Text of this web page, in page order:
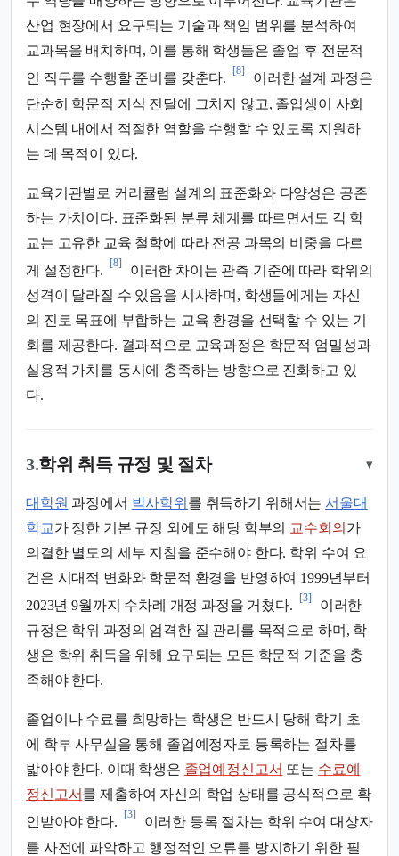
산업 현장에서 요구되는 기술과 책임 범위를 분석하여
교과목을 배치하며, 이를 통해 학생들은 졸업 후 전문적
인 직무를 수행할 준비를 갖춘다.
[8]
이러한 설계 과정은
단순히 학문적 지식 전달에 그치지 않고, 졸업생이 사회
시스템 내에서 적절한 역할을 수행할 수 있도록 지원하
는 데 목적이 있다.
교육기관별로 커리큘럼 설계의 표준화와 다양성은 공존
하는 가치이다. 표준화된 분류 체계를 따르면서도 각 학
교는 고유한 교육 철학에 따라 전공 과목의 비중을 다르
게 설정한다.
[8]
이러한 차이는 관측 기준에 따라 학위의
성격이 달라질 수 있음을 시사하며, 학생들에게는 자신
의 진로 목표에 부합하는 교육 환경을 선택할 수 있는 기
회를 제공한다. 결과적으로 교육과정은 학문적 엄밀성과
실용적 가치를 동시에 충족하는 방향으로 진화하고 있
다.
3.학위 취득 규정 및 절차 ▾
대학원 과정에서 박사학위 를 취득하기 위해서는서울대
학교가 정한 기본 규정 외에도 해당 학부의 교수회의 가
의결한 별도의 세부 지침을 준수해야 한다. 학위 수여 요
건은 시대적 변화와 학문적 환경을 반영하여 1999년부터
2023년 9월까지 수차례 개정 과정을 거쳤다.
[3]
이러한
규정은 학위 과정의 엄격한 질 관리를 목적으로 하며, 학
생은 학위 취득을 위해 요구되는 모든 학문적 기준을 충
족해야 한다.
졸업이나 수료를 희망하는 학생은 반드시 당해 학기 초
에 학부 사무실을 통해 졸업예정자로 등록하는 절차를
밟아야 한다. 이때 학생은 졸업예정신고서 또는 수료예
정신고서를 제출하여 자신의 학업 상태를 공식적으로 확
인받아야 한다.
[3]
이러한 등록 절차는 학위 수여 대상자
를 사전에 파악하고 행정적인 오류를 방지하기 위한 필